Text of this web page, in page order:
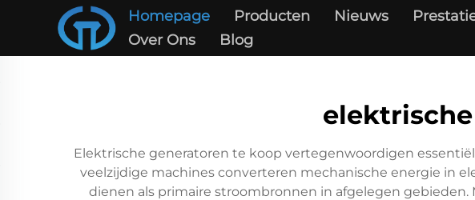
Homepage Producten Nieuws
Over Ons
Blog
Elektrische generatoren te koop vertegenwoordigen
veelzijdige machines converteren mechanische energie in
dienen als primaire stroombronnen in afgelegen